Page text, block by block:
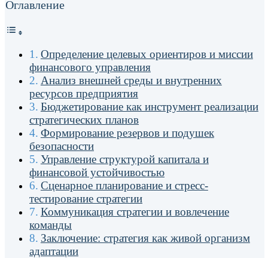
Оглавление
Определение целевых ориентиров и миссии
финансового управления
Анализ внешней среды и внутренних
ресурсов предприятия
Бюджетирование как инструмент реализации
стратегических планов
Формирование резервов и подушек
безопасности
Управление структурой капитала и
финансовой устойчивостью
Сценарное планирование и стресс-
тестирование стратегии
Коммуникация стратегии и вовлечение
команды
Заключение: стратегия как живой организм
адаптации